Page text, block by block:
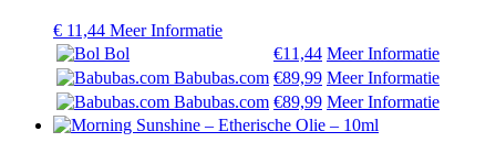
€ 11,44 Meer Informatie
Bol
€11,44 Meer Informatie
Babubas.com €89,99 Meer Informatie
Babubas.com €89,99 Meer Informatie